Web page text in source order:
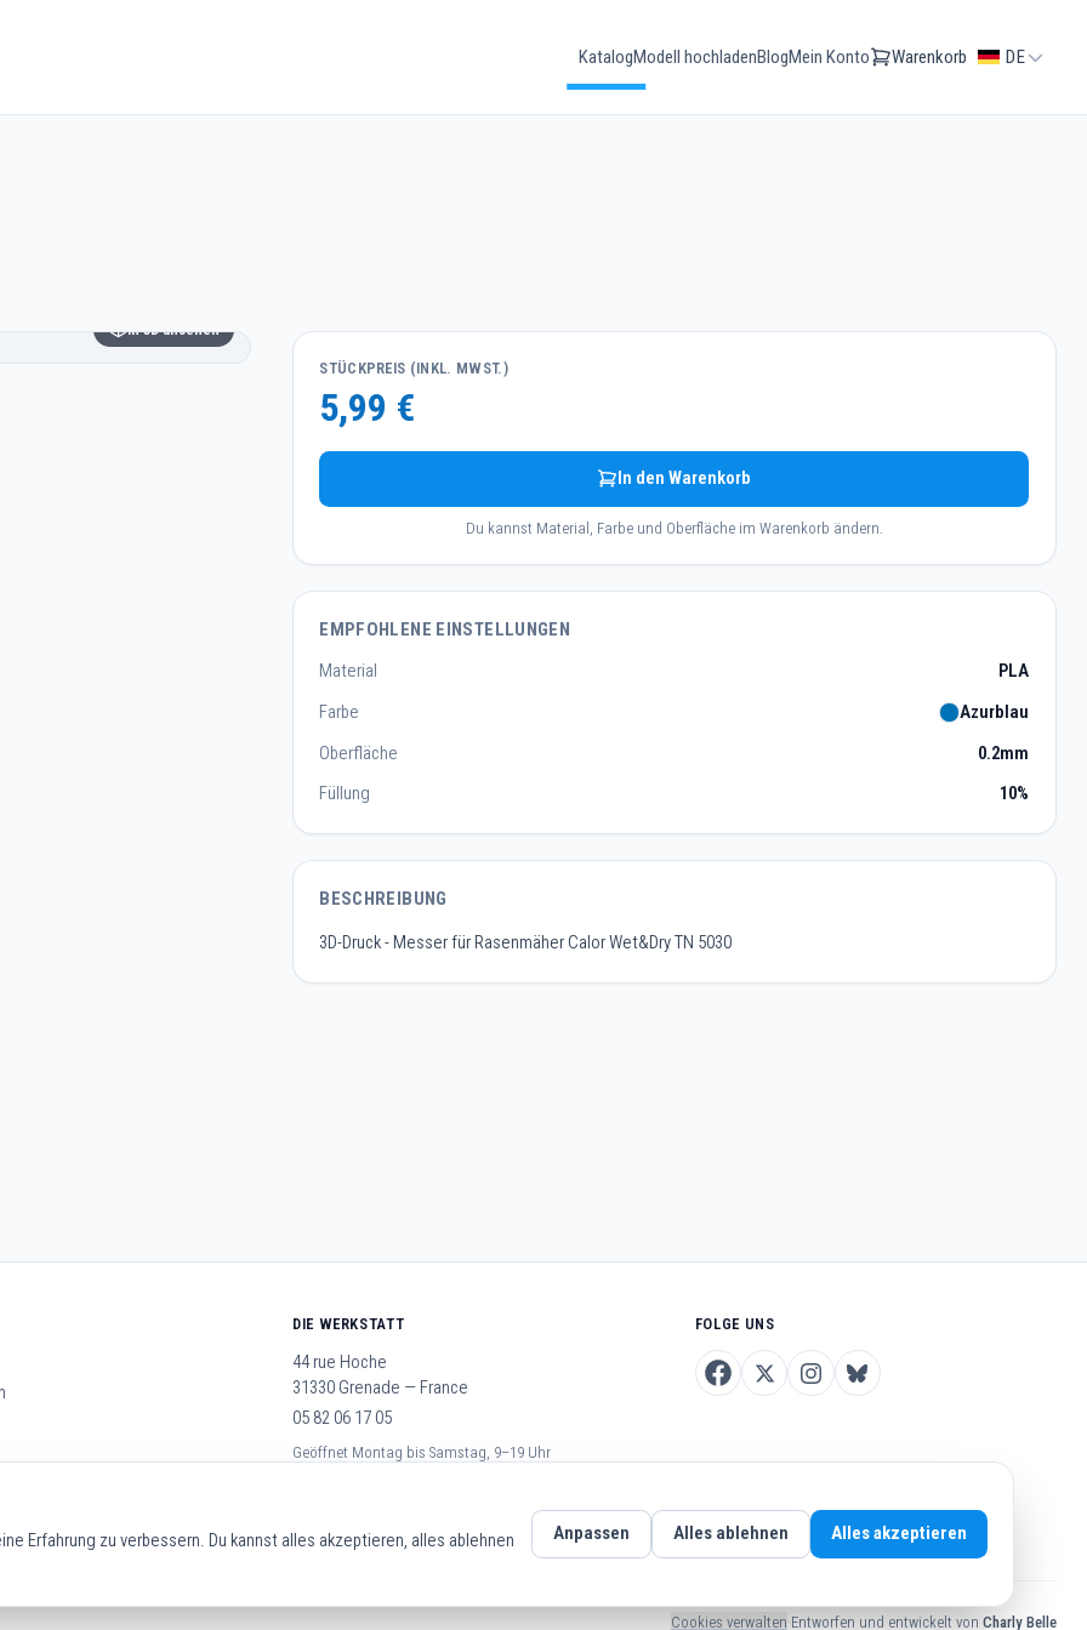
KatalogModell hochladenBlogMein Konto Warenkorb DE
In 3D ansehen
STÜCKPREIS (INKL. MWST.)
5,99 €
In den Warenkorb
Du kannst Material, Farbe und Oberfläche im Warenkorb ändern.
EMPFOHLENE EINSTELLUNGEN
Material
PLA
Farbe
Azurblau
Oberfläche
0.2mm
Füllung
10%
BESCHREIBUNG
3D-Druck - Messer für Rasenmäher Calor Wet&Dry TN 5030
DIE WERKSTATT
44 rue Hoche
31330 Grenade — France
05 82 06 17 05
Geöffnet Montag bis Samstag, 9–19 Uhr
FOLGE UNS
Cookies verwalten·Entworfen und entwickelt von Charly Belle
Erfahrung zu verbessern. Du kannst alles akzeptieren, alles ablehnen Anpassen Alles ablehnen Alles akzeptieren